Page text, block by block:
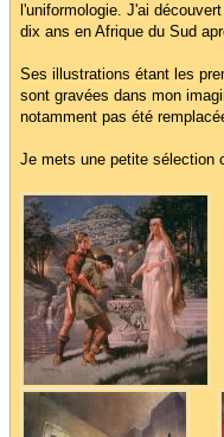
l'uniformologie. J'ai
dix ans en Afrique du Sud
Ses illustrations étant les
sont gravées dans mon
notamment pas été
Je mets une petite sélection